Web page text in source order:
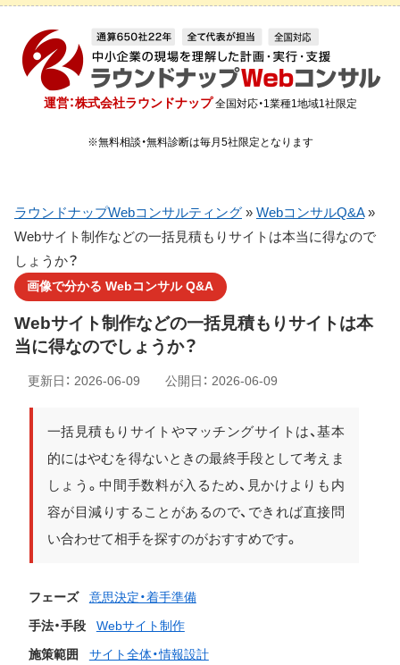
運営：株式会社ラウンドナップ 全国対応・1業種1地域1社限定
※無料相談・無料診断は毎月5社限定となります
ラウンドナップWebコンサルティング » WebコンサルQ&A»
Webサイト制作などの一括見積もりサイトは本当に得なので
しょうか？
画像で分かる Webコンサル Q&A
Webサイト制作などの一括見積もりサイトは本
当に得なのでしょうか？
更新日： 2026-06-09 公開日： 2026-06-09
一括見積もりサイトやマッチングサイトは、基本
的にはやむを得ないときの最終手段として考えま
しょう。中間手数料が入るため、見かけよりも内
容が目減りすることがあるので、できれば直接問
い合わせて相手を探すのがおすすめです。
フェーズ
意思決定・着手準備
手法・手段
Webサイト制作
施策範囲
サイト全体・情報設計